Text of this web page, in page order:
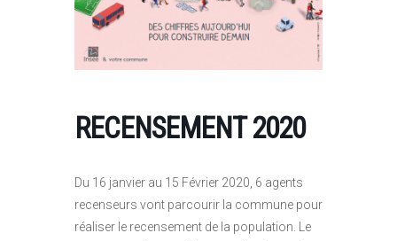
RECENSEMENT 2020
Du 16 janvier au 15 Février 2020, 6 agents
recenseurs vont parcourir la commune pour
réaliser le recensement de la population. Le